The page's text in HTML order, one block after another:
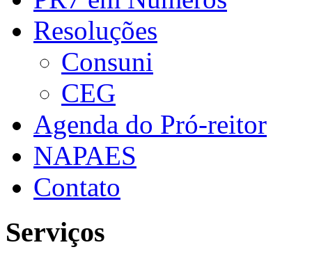
Resoluções
Consuni
CEG
Agenda do Pró-reitor
NAPAES
Contato
Serviços